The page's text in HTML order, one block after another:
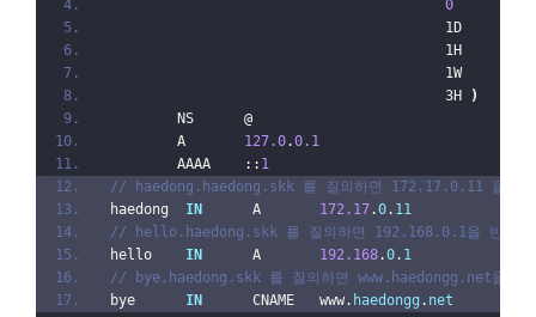
0
                                        1D
                                        1H
                                        1W
                                        3H
)
        NS      @
        A
127.0.0.1
        AAAA    ::
1
// haedong.haedong.skk 를 질의하면 172.17.0.11 을 반
haedong IN
      A
172.17.0. 11
// hello.haedong.skk 를 질의하면 192.168.0.1을 반환한
hello IN
      A
192.168.0. 1
// bye.haedong.skk 를 질의하면 www.haedongg.net을
bye IN
      CNAME   www.
haedongg . net